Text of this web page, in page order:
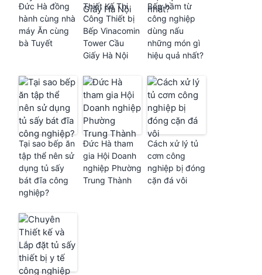
Đức Hà đồng
hành cùng nhà
máy Ăn cùng
bà Tuyết
Thiết Kế Thi
Công Thiết bị
Bếp Vinacomin
Tower Cầu
Giấy Hà Nội
Bếp hầm từ
công nghiệp
dùng nấu
những món gì
hiệu quả nhất?
Tại sao bếp ăn
tập thể nên sử
dụng tủ sấy
bát đĩa công
nghiệp?
Đức Hà tham
gia Hội Doanh
nghiệp Phường
Trung Thành
Cách xử lý tủ
cơm công
nghiệp bị đóng
cặn đá vôi